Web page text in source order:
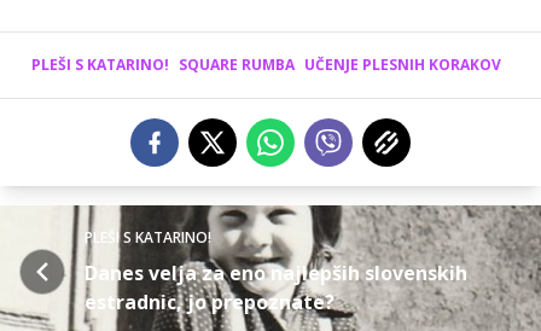
PLEŠI S KATARINO! SQUARE RUMBA UČENJE PLESNIH KORAKOV
PLEŠI S KATARINO!
Danes velja za eno najlepših slovenskih
estradnic, jo prepoznate?